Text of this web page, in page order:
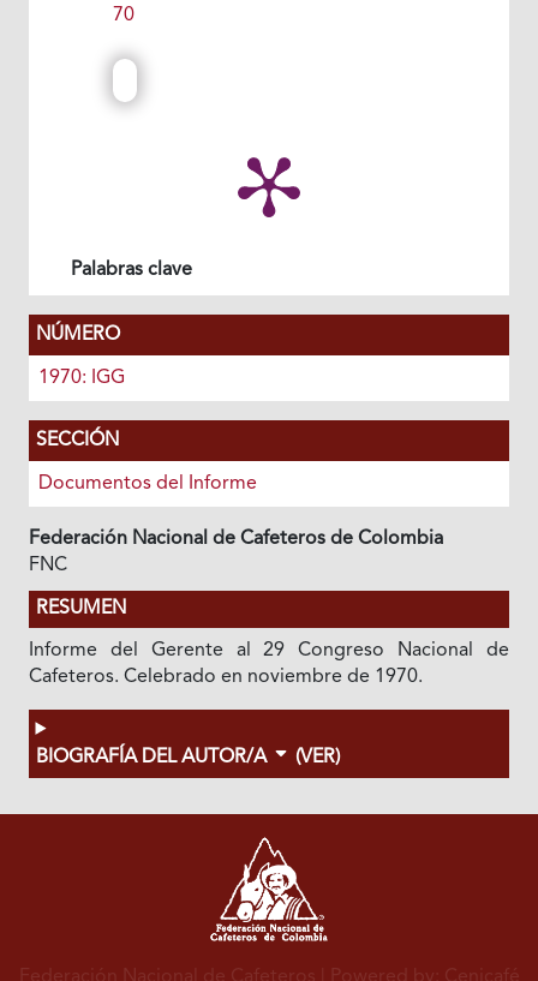
70
Palabras clave
NÚMERO
1970: IGG
SECCIÓN
Documentos del Informe
Federación Nacional de Cafeteros de Colombia
FNC
RESUMEN
Informe del Gerente al 29 Congreso Nacional de
Cafeteros. Celebrado en noviembre de 1970.
BIOGRAFÍA DEL AUTOR/A (VER)
Federación Nacional de Cafeteros | Powered by: Cenicafé